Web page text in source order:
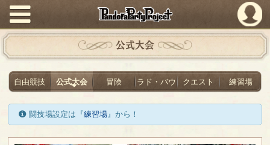
PandoraPartyProject
公式大会
自由競技 公式大会 冒険 ラド・バウ クエスト 練習場
闘技場設定は『練習場』から！